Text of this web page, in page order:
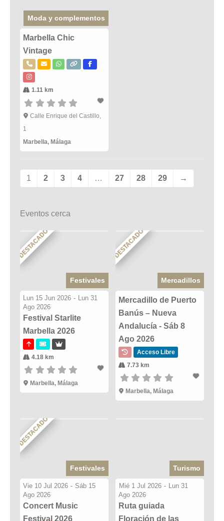
Moda y complementos
Marbella Chic
Vintage
1.11 km
Calle Enrique del Castillo,
1
Marbella, Málaga
1 2 3 4 … 27 28 29 →
Eventos cerca
DESTACADO
Festivales
Lun 15 Jun 2026 - Lun 31
Ago 2026
Festival Starlite
Marbella 2026
4.18 km
Marbella, Málaga
DESTACADO
Mercadillos
Mercadillo de Puerto
Banús – Nueva
Andalucía - Sáb 8
Ago 2026
Acceso Libre
7.73 km
Marbella, Málaga
DESTACADO
Festivales
Vie 10 Jul 2026 - Sáb 15
Ago 2026
Concert Music
Festival 2026
Turismo
Mié 1 Jul 2026 - Lun 31
Ago 2026
Ruta guiada
Floración de las